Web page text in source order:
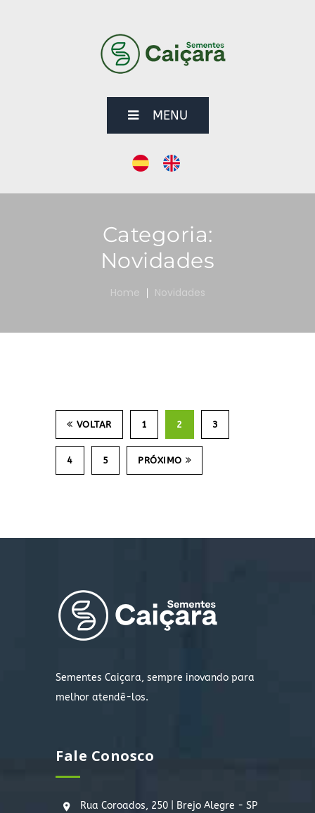
MENU
Categoria:
Novidades
Home Novidades
VOLTAR 1 2 3
4 5 PRÓXIMO
Sementes Caiçara, sempre inovando para
melhor atendê-los.
Fale Conosco
Rua Coroados, 250 | Brejo Alegre - SP